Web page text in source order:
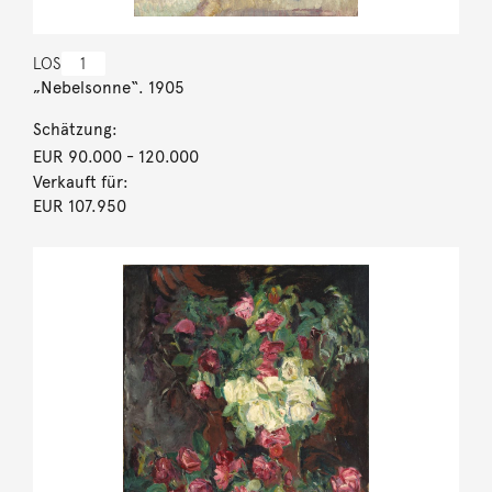
LOS 1
„Nebelsonne“. 1905
Schätzung:
EUR 90.000- 120.000
Verkauft für:
EUR 107.950